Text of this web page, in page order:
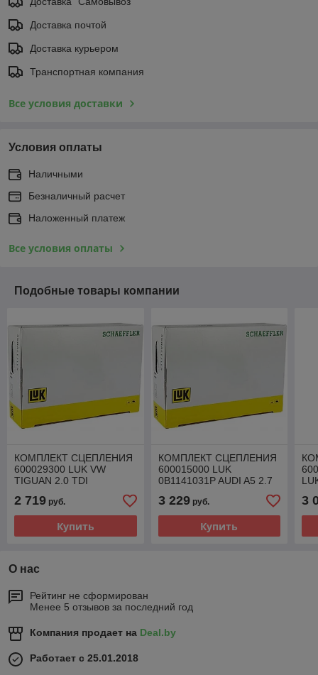
Доставка почтой
Доставка курьером
Транспортная компания
Все условия доставки
Условия оплаты
Наличными
Безналичный расчет
Наложенный платеж
Все условия оплаты
Подобные товары компании
КОМПЛЕКТ СЦЕПЛЕНИЯ
600029300 LUK VW
TIGUAN 2.0 TDI
2 719 руб.
Купить
КОМПЛЕКТ СЦЕПЛЕНИЯ
600015000 LUK
0B1141031P AUDI A5 2.7
3 229руб.
Купить
3
О нас
Рейтинг не сформирован
Менее 5 отзывов за последний год
Компания продает на Deal.by
Работает с 25.01.2018